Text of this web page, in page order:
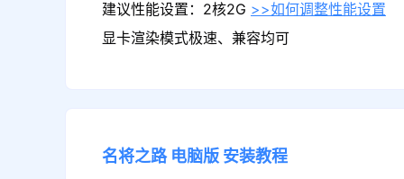
建议性能设置：2核2G >>如何调整性能设置
显卡渲染模式极速、兼容均可
名将之路 电脑版 安装教程